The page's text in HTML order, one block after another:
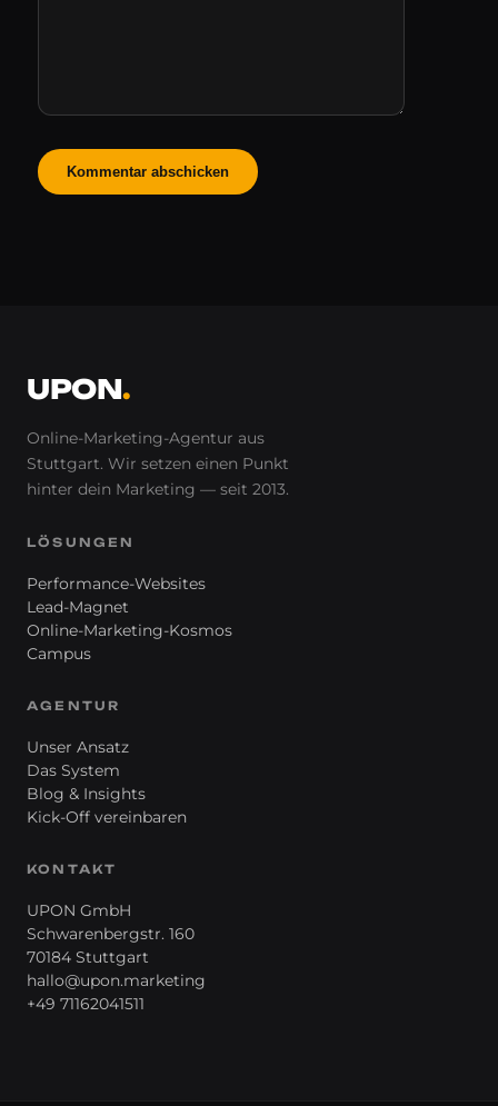
UPON.
Online-Marketing-Agentur aus
Stuttgart. Wir setzen einen Punkt
hinter dein Marketing — seit 2013.
LÖSUNGEN
Performance-Websites
Lead-Magnet
Online-Marketing-Kosmos
Campus
AGENTUR
Unser Ansatz
Das System
Blog & Insights
Kick-Off vereinbaren
KONTAKT
UPON GmbH
Schwarenbergstr. 160
70184 Stuttgart
hallo@upon.marketing
+49 71162041511